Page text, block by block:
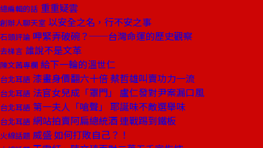
總編輯的話 重重疑雲
創辦人聊天室 以安全之名，行不安之事
石頭評論 呷緊弄破碗？──台灣命運的歷史觀察
去梯言 誰說不是文革
陳文茜專欄 給下一輪的溫世仁
台北耳語 漆畫身價翻六十倍 蔡哲雄叫賣功力一流
台北耳語 法官女兒成「罩門」 盧仁發對尹案漏口風
台北耳語 第一夫人「嗆聲」 耶誕味不敵選舉味
台北耳語 網站拍賣阿扁總統酒 連戰踢到鐵板
火線話題 威盛 如何打敗自己？！